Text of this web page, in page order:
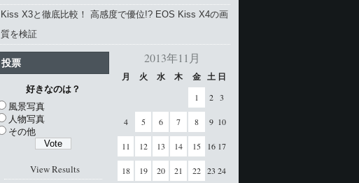
Kiss X3と徹底比較！ 高感度で優位!? EOS Kiss X4の画
質を検証
2013年11月
月 火 水 木 金 土 日
1 2 3
4 5 6 7 8 9 10
11 12 13 14 15 16 17
18 19 20 21 22 23 24
投票
好きなのは？
風景写真
人物写真
その他
View Results